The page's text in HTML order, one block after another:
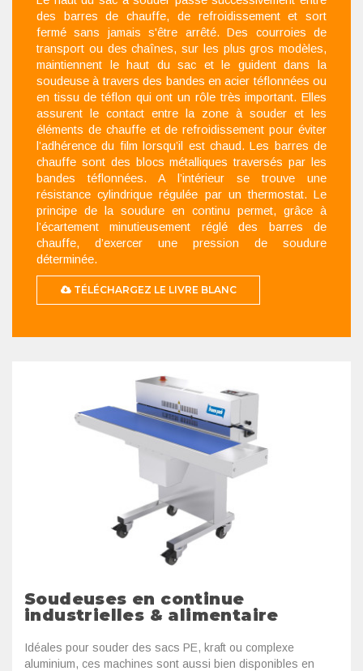
des barres de chauffe, de refroidissement et sort
fermé sans jamais s'être arrêté. Des courroies de
transport ou des chaînes, sur les plus gros modèles,
maintiennent le haut du sac et le guident dans la
soudeuse à travers des bandes en acier téflonnées ou
en tissu de téflon qui ont un rôle très important. Elles
assurent le contact entre la zone à souder et les
éléments de chauffe et de refroidissement pour éviter
l’adhérence du film lorsqu’il est chaud. Les barres de
chauffe sont des blocs métalliques traversés par les
bandes téflonnées. A l’intérieur se trouve une
résistance cylindrique régulée par un thermostat. Le
principe de la soudure en continu permet, grâce à
l’écartement minutieusement réglé des barres de
chauffe, d’exercer une pression de soudure
déterminée.
TÉLÉCHARGEZ LE LIVRE BLANC
Soudeuses en continue
industrielles & alimentaire
Idéales pour souder des sacs PE, kraft ou complexe
aluminium, ces machines sont aussi bien disponibles en